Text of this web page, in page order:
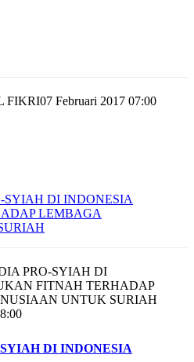
07 Februari 2017 07:00
DI INDONESIA